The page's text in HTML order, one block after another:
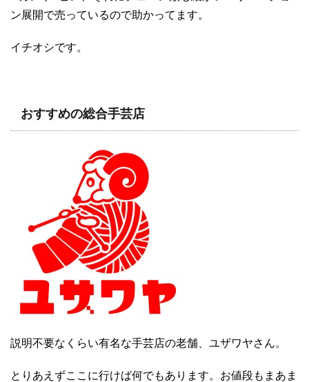
ン展開で売っているので助かってます。
イチオシです。
おすすめの総合手芸店
説明不要なくらい有名な手芸店の老舗、ユザワヤさん。
とりあえずここに行けば何でもあります。お値段もまあま